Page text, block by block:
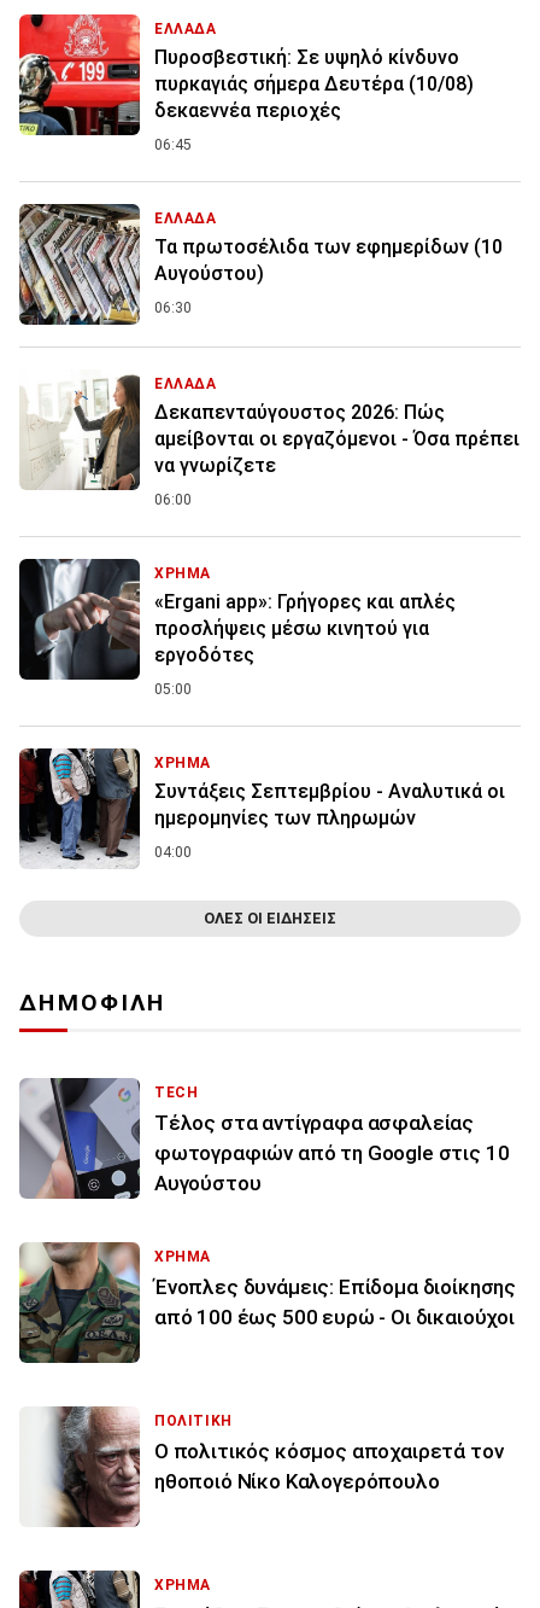
ΕΛΛΑΔΑ
Πυροσβεστική: Σε υψηλό κίνδυνο
πυρκαγιάς σήμερα Δευτέρα (10/08)
δεκαεννέα περιοχές
06:45
ΕΛΛΑΔΑ
Τα πρωτοσέλιδα των εφημερίδων (10
Αυγούστου)
06:30
ΕΛΛΑΔΑ
Δεκαπενταύγουστος 2026: Πώς
αμείβονται οι εργαζόμενοι - Όσα πρέπει
να γνωρίζετε
06:00
ΧΡΗΜΑ
«Ergani app»: Γρήγορες και απλές
προσλήψεις μέσω κινητού για
εργοδότες
05:00
ΧΡΗΜΑ
Συντάξεις Σεπτεμβρίου - Αναλυτικά οι
ημερομηνίες των πληρωμών
04:00
ΟΛΕΣ ΟΙ ΕΙΔΗΣΕΙΣ
ΔΗΜΟΦΙΛΗ
TECH
Τέλος στα αντίγραφα ασφαλείας
φωτογραφιών από τη Google στις 10
Αυγούστου
ΧΡΗΜΑ
Ένοπλες δυνάμεις: Επίδομα διοίκησης
από 100 έως 500 ευρώ - Οι δικαιούχοι
ΠΟΛΙΤΙΚΗ
Ο πολιτικός κόσμος αποχαιρετά τον
ηθοποιό Νίκο Καλογερόπουλο
ΧΡΗΜΑ